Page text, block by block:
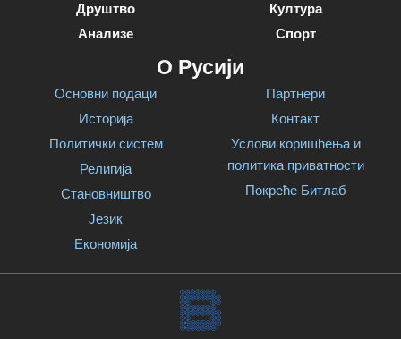
Друштво
Анализе
Култура
Спорт
О Русији
Основни подаци
Историја
Политички систем
Религија
Становништво
Језик
Економија
Партнери
Контакт
Услови коришћења и
политика приватности
Покреће Битлаб